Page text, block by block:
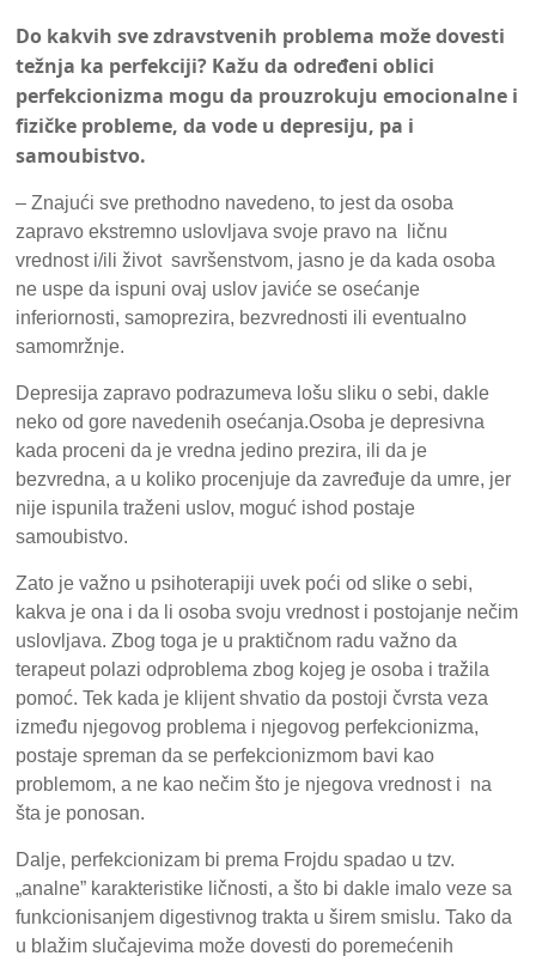
Do kakvih sve zdravstvenih problema može dovesti
težnja ka perfekciji? Kažu da određeni oblici
perfekcionizma mogu da prouzrokuju emocionalne i
fizičke probleme, da vode u depresiju, pa i
samoubistvo.
– Znajući sve prethodno navedeno, to jest da osoba
zapravo ekstremno uslovljava svoje pravo na ličnu
vrednost i/ili život savršenstvom, jasno je da kada osoba
ne uspe da ispuni ovaj uslov javiće se osećanje
inferiornosti, samoprezira, bezvrednosti ili eventualno
samomržnje.
Depresija zapravo podrazumeva lošu sliku o sebi, dakle
neko od gore navedenih osećanja.Osoba je depresivna
kada proceni da je vredna jedino prezira, ili da je
bezvredna, a u koliko procenjuje da zavređuje da umre, jer
nije ispunila traženi uslov, moguć ishod postaje
samoubistvo.
Zato je važno u psihoterapiji uvek poći od slike o sebi,
kakva je ona i da li osoba svoju vrednost i postojanje nečim
uslovljava. Zbog toga je u praktičnom radu važno da
terapeut polazi odproblema zbog kojeg je osoba i tražila
pomoć. Tek kada je klijent shvatio da postoji čvrsta veza
između njegovog problema i njegovog perfekcionizma,
postaje spreman da se perfekcionizmom bavi kao
problemom, a ne kao nečim što je njegova vrednost i na
šta je ponosan.
Dalje, perfekcionizam bi prema Frojdu spadao u tzv.
„analne” karakteristike ličnosti, a što bi dakle imalo veze sa
funkcionisanjem digestivnog trakta u širem smislu. Tako da
u blažim slučajevima može dovesti do poremećenih